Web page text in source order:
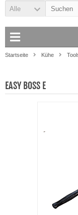
Alle
Startseite Kühe
EASY BOSS E